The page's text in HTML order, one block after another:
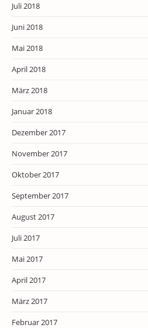
Juli 2018
Juni 2018
Mai 2018
April 2018
März 2018
Januar 2018
Dezember 2017
November 2017
Oktober 2017
September 2017
August 2017
Juli 2017
Mai 2017
April 2017
März 2017
Februar 2017